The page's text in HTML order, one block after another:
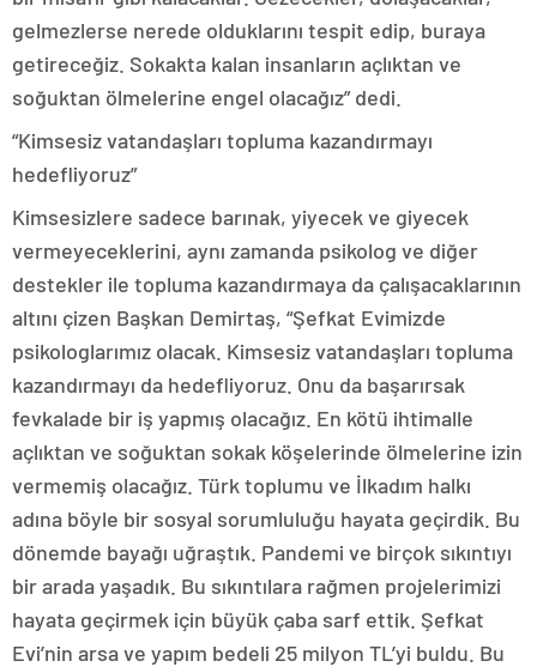
gelmezlerse nerede olduklarını tespit edip, buraya
getireceğiz. Sokakta kalan insanların açlıktan ve
soğuktan ölmelerine engel olacağız” dedi.
“Kimsesiz vatandaşları topluma kazandırmayı
hedefliyoruz”
Kimsesizlere sadece barınak, yiyecek ve giyecek
vermeyeceklerini, aynı zamanda psikolog ve diğer
destekler ile topluma kazandırmaya da çalışacaklarının
altını çizen Başkan Demirtaş, “Şefkat Evimizde
psikologlarımız olacak. Kimsesiz vatandaşları topluma
kazandırmayı da hedefliyoruz. Onu da başarırsak
fevkalade bir iş yapmış olacağız. En kötü ihtimalle
açlıktan ve soğuktan sokak köşelerinde ölmelerine izin
vermemiş olacağız. Türk toplumu ve İlkadım halkı
adına böyle bir sosyal sorumluluğu hayata geçirdik. Bu
dönemde bayağı uğraştık. Pandemi ve birçok sıkıntıyı
bir arada yaşadık. Bu sıkıntılara rağmen projelerimizi
hayata geçirmek için büyük çaba sarf ettik. Şefkat
Evi’nin arsa ve yapım bedeli 25 milyon TL’yi buldu. Bu